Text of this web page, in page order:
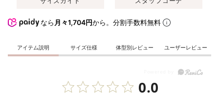
なら 月々1,704円から。分割手数料無料
アイテム説明 サイズ仕様 体型別レビュー ユーザーレビュー
0.0